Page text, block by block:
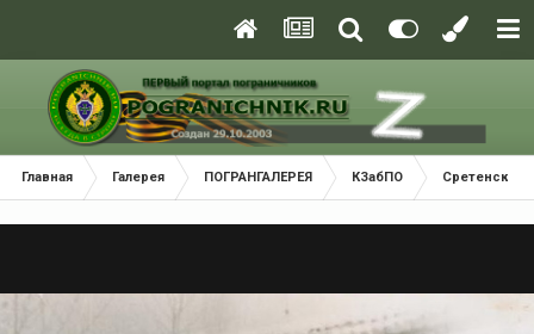
Главная Галерея ПОГРАНГАЛЕРЕЯ КЗабПО Сретенский